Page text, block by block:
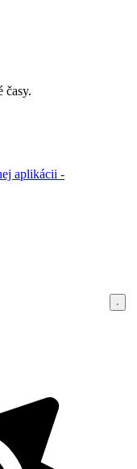
časy.
aplikácii -